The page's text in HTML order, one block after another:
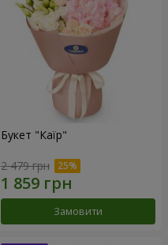
Букет "Каїр"
2 479 грн
Замовити